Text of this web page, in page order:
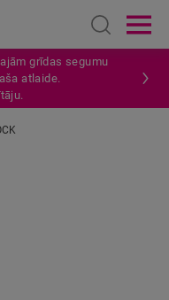
Open
grīdas segumu
atlaide.